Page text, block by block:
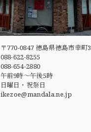
〒770-0847 徳島県徳島市幸町
088-622-8255
088-654-2880
午前9時～午後5時
日曜日・祝祭日
ikezoe@mandala.ne.jp